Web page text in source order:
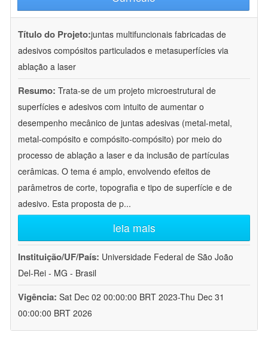
Título do Projeto:juntas multifuncionais fabricadas de
adesivos compósitos particulados e metasuperfícies via
ablação a laser
Resumo: Trata-se de um projeto microestrutural de
superfícies e adesivos com intuito de aumentar o
desempenho mecânico de juntas adesivas (metal-metal,
metal-compósito e compósito-compósito) por meio do
processo de ablação a laser e da inclusão de partículas
cerâmicas. O tema é amplo, envolvendo efeitos de
parâmetros de corte, topografia e tipo de superfície e de
adesivo. Esta proposta de p...
leia mais
Instituição/UF/País: Universidade Federal de São João
Del-Rei - MG - Brasil
Vigência: Sat Dec 02 00:00:00 BRT 2023-Thu Dec 31
00:00:00 BRT 2026